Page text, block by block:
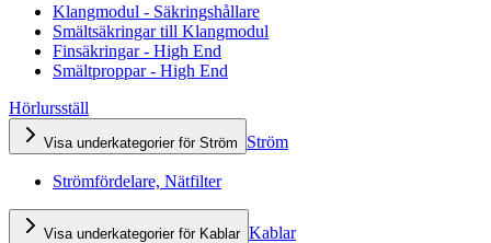
Klangmodul - Säkringshållare
Smältsäkringar till Klangmodul
Finsäkringar - High End
Smältproppar - High End
Hörlursställ
Visa underkategorier för Ström Ström
Strömfördelare, Nätfilter
Visa underkategorier för Kablar Kablar